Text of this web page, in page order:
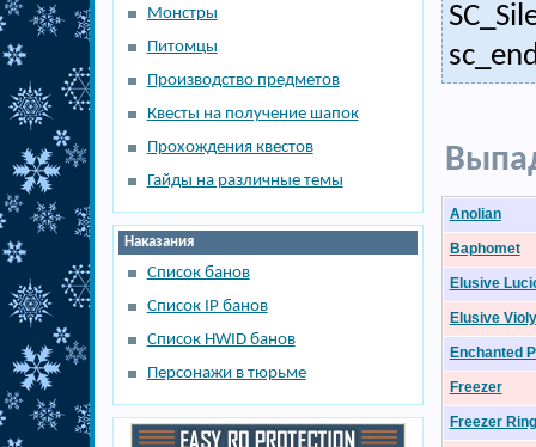
Монстры
Питомцы
Производство предметов
Квесты на получение шапок
Прохождения квестов
Гайды на различные темы
Наказания
Список банов
Список IP банов
Список HWID банов
Персонажи в тюрьме
Anolian
Baphomet
Elusive
Elusive Violy
Enchanted
Freezer
Freezer